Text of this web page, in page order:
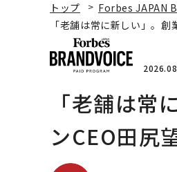
トップ Forbes JAPAN
「老舗は常に新しい」。
「老舗は
ンCEO田尻